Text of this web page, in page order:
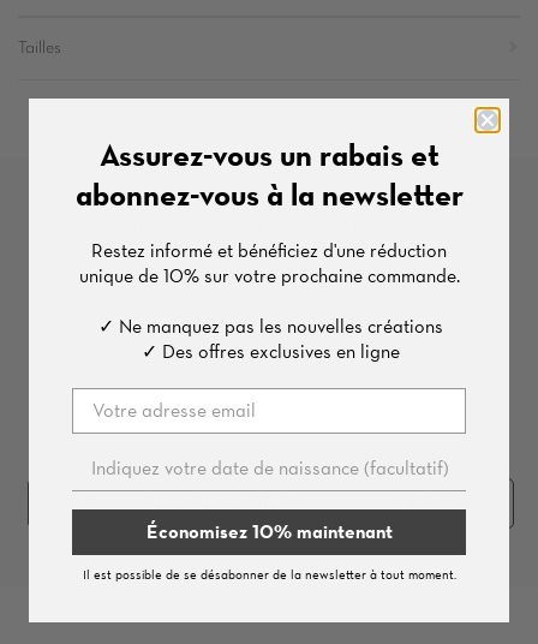
Tailles
Acheter l'ensemble (2pièces, 68.5 €)
Assurez-vous un rabais et
abonnez-vous à la newsletter
Restez informé et bénéficiez d'une réduction
unique de 10%sur votre prochaine commande.
✓ Ne manquez pas les nouvelles créations
✓ Des offres exclusives en ligne
Économisez 10% maintenant
Il est possible de se désabonner de la newsletter à tout moment.